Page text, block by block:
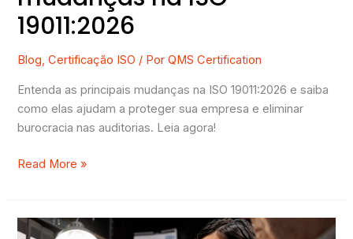
19011:2026
Blog,Certificação ISO / PorQMS Certification
Entenda as principais mudanças na ISO 19011:2026 e saiba
como elas ajudam a proteger sua empresa e eliminar
burocracia nas auditorias. Leia agora!
Read More »
Como